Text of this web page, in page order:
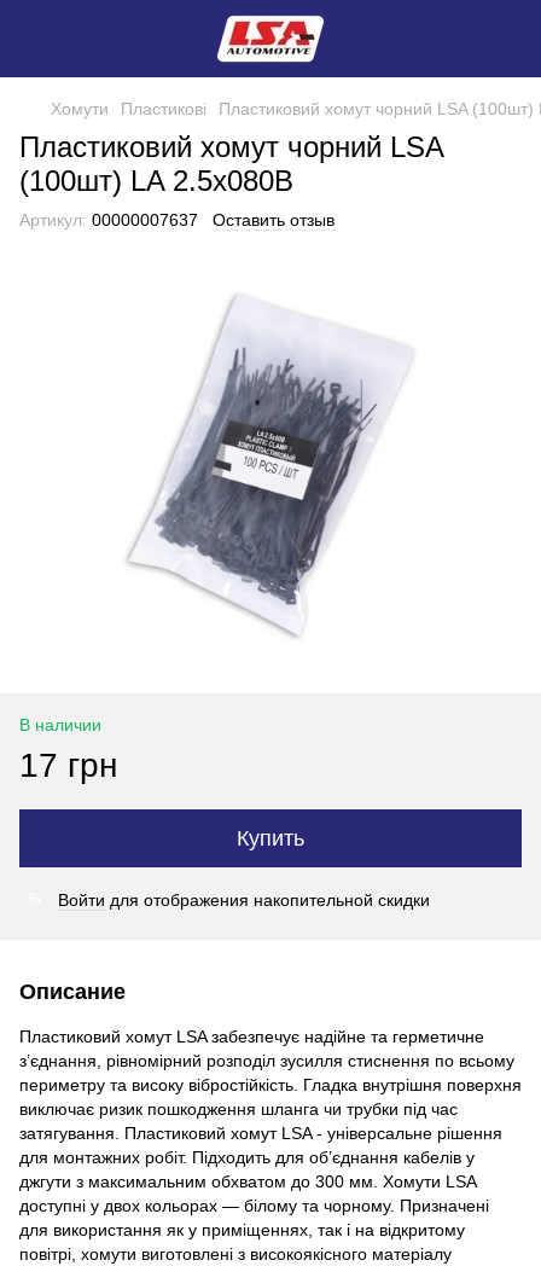
Хомути Пластикові Пластиковий хомут чорний LSA (100шт)
Пластиковий хомут чорний LSA
(100шт) LA 2.5x080B
Артикул: 00000007637 Оставить отзыв
В наличии
17 грн
Купить
Войти для отображения накопительной скидки
Описание
Пластиковий хомут LSA забезпечує надійне та герметичне
з’єднання, рівномірний розподіл зусилля стиснення по всьому
периметру та високу вібростійкість. Гладка внутрішня поверхня
виключає ризик пошкодження шланга чи трубки під час
затягування. Пластиковий хомут LSA - універсальне рішення
для монтажних робіт. Підходить для об’єднання кабелів у
джгути з максимальним обхватом до 300 мм. Хомути LSA
доступні у двох кольорах — білому та чорному. Призначені
для використання як у приміщеннях, так і на відкритому
повітрі, хомути виготовлені з високоякісного матеріалу